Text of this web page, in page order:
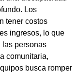
Los
tener costos
ingresos, lo que
las personas
comunitaria,
busca romper